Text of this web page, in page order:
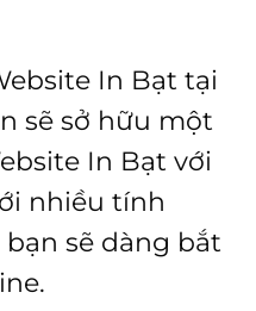
In Bạt tại
sẽ sở hữu một
In Bạt với
nhiều tính
sẽ dàng bắt